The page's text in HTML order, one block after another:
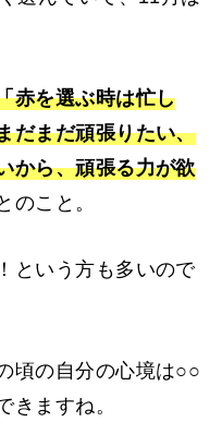
赤を選ぶ時は忙し
だまだ頑張りたい、
から、頑張る力が欲
のこと。
という方も多いので
頃の自分の心境は○○
きますね。